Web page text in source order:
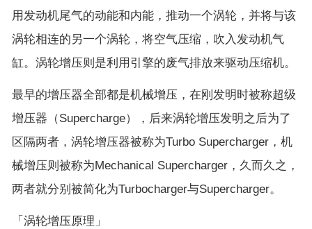
用发动机尾气的动能和内能，推动一个涡轮，并将与该
涡轮相连的另一个涡轮，将空气压缩，吹入发动机气
缸。涡轮增压则是利用引擎的废气排放来驱动压缩机。
最早的增压器全部都是机械增压，在刚发明时被称超级
增压器（Supercharge），后来涡轮增压发明之后为了
区隔两者，涡轮增压器被称为Turbo Supercharger，机
械增压则被称为Mechanical Supercharger，久而久之，
两者就分别被简化为Turbocharger与Supercharger。
「涡轮增压原理」